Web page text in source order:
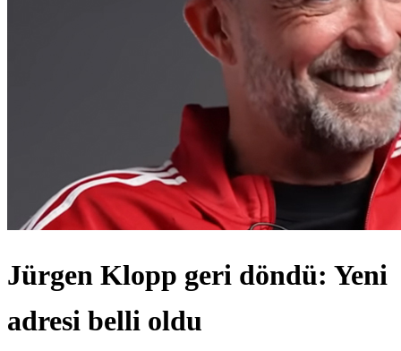
Jürgen Klopp geri döndü: Yeni
adresi belli oldu